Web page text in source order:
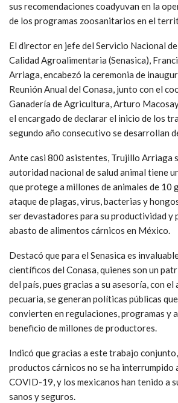
sus recomendaciones coadyuvan en la
de los programas zoosanitarios en el
El director en jefe del Servicio Nacional
Calidad Agroalimentaria (Senasica),
Arriaga, encabezó la ceremonia de
Reunión Anual del Conasa, junto con el
Ganadería de Agricultura, Arturo
el encargado de declarar el inicio de los
segundo año consecutivo se desarrollan
Ante casi 800 asistentes, Trujillo Arriaga
autoridad nacional de salud animal tiene
que protege a millones de animales de 10
ataque de plagas, virus, bacterias y
ser devastadores para su productividad y
abasto de alimentos cárnicos en México.
Destacó que para el Senasica es
científicos del Conasa, quienes son un
del país, pues gracias a su asesoría, con
pecuaria, se generan políticas públicas
convierten en regulaciones, programas y
beneficio de millones de productores.
Indicó que gracias a este trabajo
productos cárnicos no se ha interrumpido
COVID-19, y los mexicanos han tenido a
sanos y seguros.